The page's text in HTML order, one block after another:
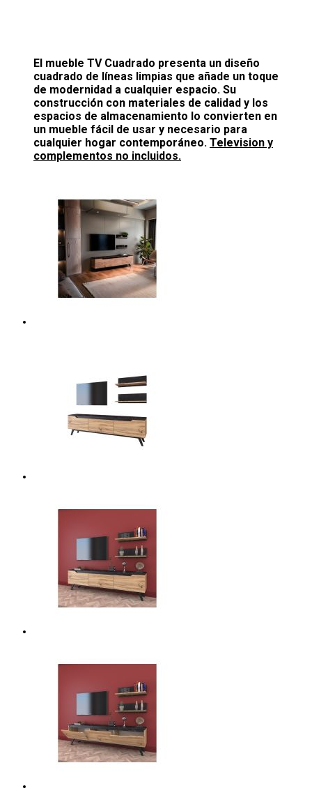
El mueble TV Cuadrado presenta un diseño
cuadrado de líneas limpias que añade un toque
de modernidad a cualquier espacio. Su
construcción con materiales de calidad y los
espacios de almacenamiento lo convierten en
un mueble fácil de usar y necesario para
cualquier hogar contemporáneo. Television y
complementos no incluidos.